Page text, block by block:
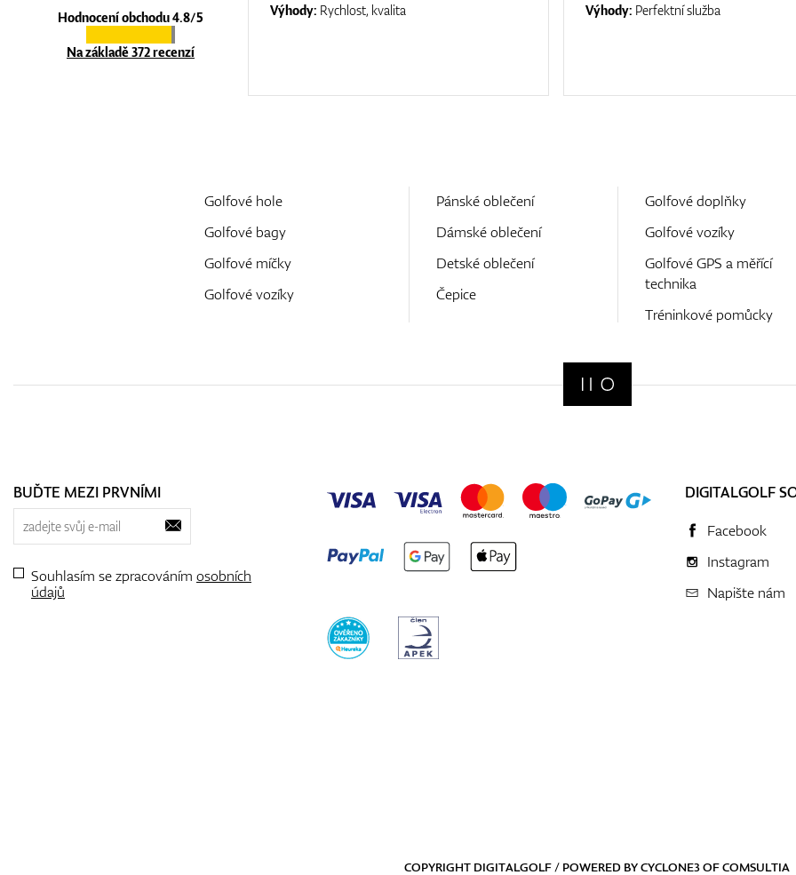
Hodnocení obchodu 4.8/5
Na základě 372 recenzí
Výhody: Rychlost, kvalita Výhody: Perfektní služba
Golfové hole
Golfové bagy
Golfové míčky
Golfové vozíky
Pánské oblečení
Dámské oblečení
Detské oblečení
Čepice
Golfové doplňky
Golfové vozíky
Golfové GPS a měřící
technika
Tréninkové pomůcky
BUĎTE MEZI PRVNÍMI
Souhlasím se zpracováním osobních
údajů
DIGITALGOLF
Facebook
Instagram
Napište nám
COPYRIGHT DIGITALGOLF / POWERED BYCYCLONE3OFCOMSULTIA